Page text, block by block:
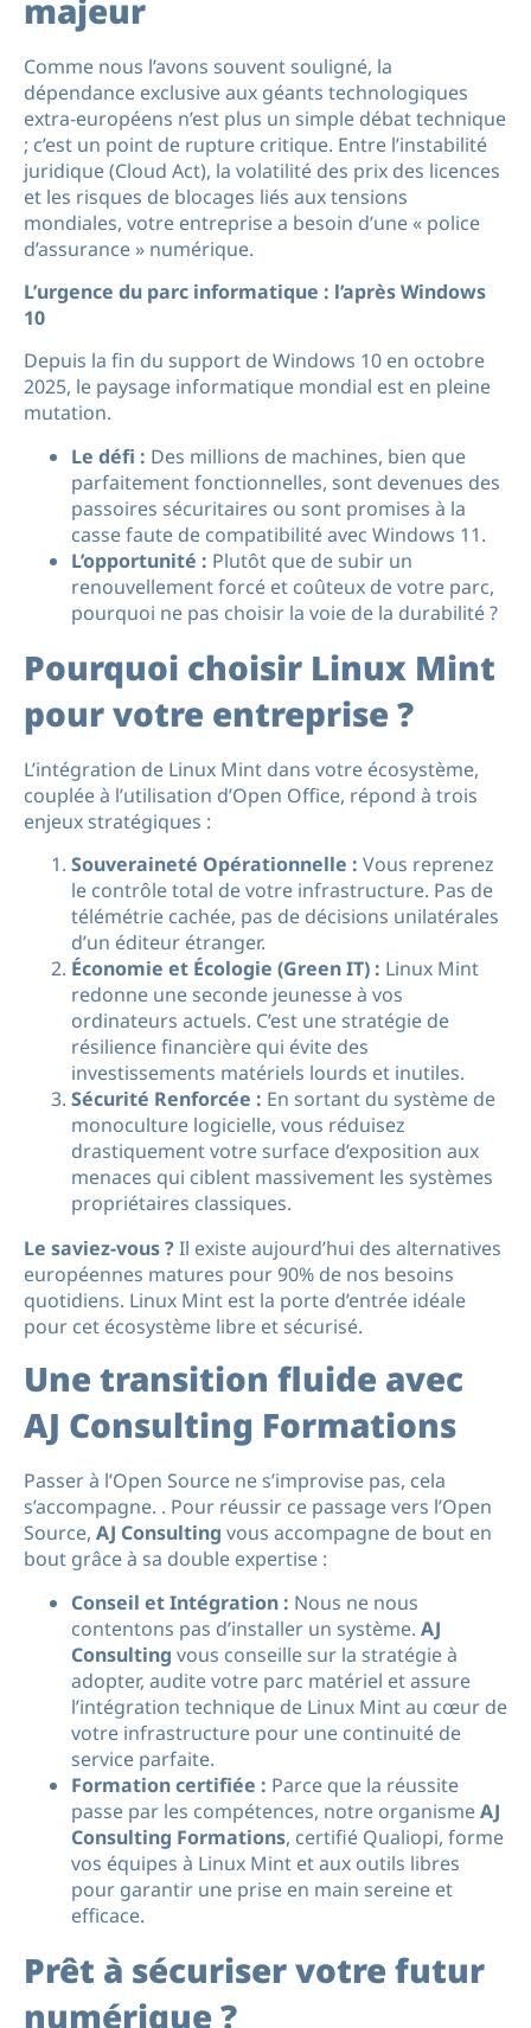
majeur
Comme nous l’avons souvent souligné, la
dépendance exclusive aux géants technologiques
extra-européens n’est plus un simple débat technique
; c’est un point de rupture critique. Entre l’instabilité
juridique (Cloud Act), la volatilité des prix des licences
et les risques de blocages liés aux tensions
mondiales, votre entreprise a besoin d’une « police
d’assurance » numérique.
L’urgence du parc informatique : l’après Windows
10
Depuis la fin du support de Windows 10 en octobre
2025, le paysage informatique mondial est en pleine
mutation.
Le défi : Des millions de machines, bien que
parfaitement fonctionnelles, sont devenues des
passoires sécuritaires ou sont promises à la
casse faute de compatibilité avec Windows 11.
L’opportunité : Plutôt que de subir un
renouvellement forcé et coûteux de votre parc,
pourquoi ne pas choisir la voie de la durabilité ?
Pourquoi choisir Linux Mint
pour votre entreprise ?
L’intégration de Linux Mint dans votre écosystème,
couplée à l’utilisation d’Open Office, répond à trois
enjeux stratégiques :
Souveraineté Opérationnelle : Vous reprenez
le contrôle total de votre infrastructure. Pas de
télémétrie cachée, pas de décisions unilatérales
d’un éditeur étranger.
Économie et Écologie (Green IT) : Linux Mint
redonne une seconde jeunesse à vos
ordinateurs actuels. C’est une stratégie de
résilience financière qui évite des
investissements matériels lourds et inutiles.
Sécurité Renforcée : En sortant du système de
monoculture logicielle, vous réduisez
drastiquement votre surface d’exposition aux
menaces qui ciblent massivement les systèmes
propriétaires classiques.
Le saviez-vous ?Il existe aujourd’hui des alternatives
européennes matures pour 90% de nos besoins
quotidiens. Linux Mint est la porte d’entrée idéale
pour cet écosystème libre et sécurisé.
Une transition fluide avec
AJ Consulting Formations
Passer à l’Open Source ne s’improvise pas, cela
s’accompagne. . Pour réussir ce passage vers l’Open
Source, AJ Consulting vous accompagne de bout en
bout grâce à sa double expertise :
Conseil et Intégration : Nous ne nous
contentons pas d’installer un système. AJ
Consulting vous conseille sur la stratégie à
adopter, audite votre parc matériel et assure
l’intégration technique de Linux Mint au cœur de
votre infrastructure pour une continuité de
service parfaite.
Formation certifiée : Parce que la réussite
passe par les compétences, notre organismeAJ
Consulting Formations, certifié Qualiopi, forme
vos équipes à Linux Mint et aux outils libres
pour garantir une prise en main sereine et
efficace.
Prêt à sécuriser votre futur
numérique ?